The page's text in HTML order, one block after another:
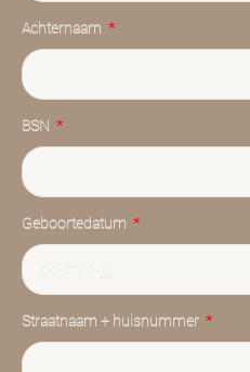
Achternaam
BSN
Geboortedatum
Straatnaam + huisnummer